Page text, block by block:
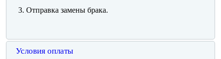
Отправка замены брака.
Условия оплаты